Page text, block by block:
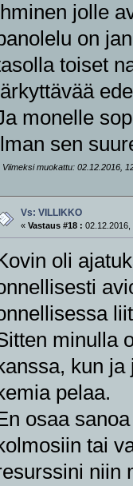
jolle
on
toiset
monelle
sen
Viimeksi muokattu: 02.12.2016,
Vs: VILLIKKO
« Vastaus #18 : 02.12.2016,
oli
minulla
kun
pelaa.
osaa
tai
niin